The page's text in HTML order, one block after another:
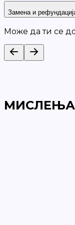
Замена и
Може да ти се